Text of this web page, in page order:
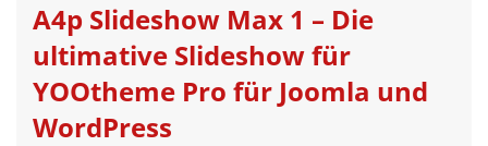
A4p Slideshow Max 1 – Die
ultimative Slideshow für
YOOtheme Pro für Joomla und
WordPress